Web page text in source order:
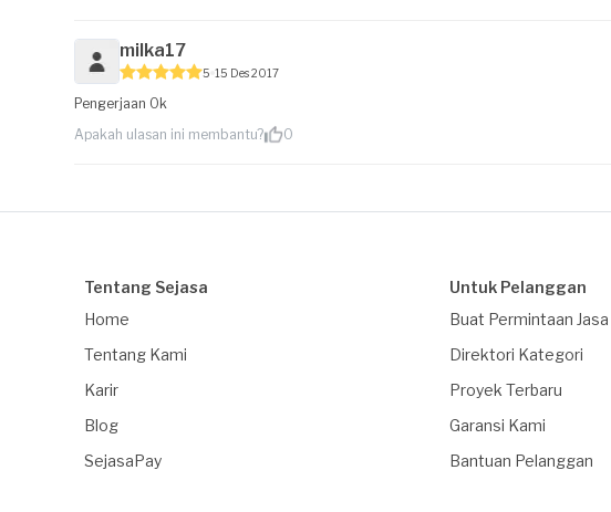
milka17
5 15 Des 2017
Pengerjaan Ok
Apakah ulasan ini membantu?
0
Tentang Sejasa
Home
Tentang Kami
Karir
Blog
SejasaPay
Untuk Pelanggan
Buat Permintaan Jasa
Direktori Kategori
Proyek Terbaru
Garansi Kami
Bantuan Pelanggan